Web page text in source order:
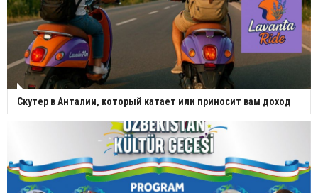
Скутер в Анталии, который катает или приносит вам доход